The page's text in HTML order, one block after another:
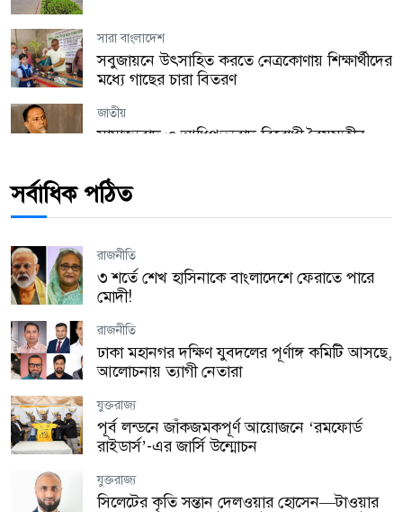
সারা বাংলাদেশ
সবুজায়নে উৎসাহিত করতে নেত্রকোণায় শিক্ষার্থীদের
মধ্যে গাছের চারা বিতরণ
জাতীয়
সাম্রাজ্যবাদ ও আধিপত্যবাদ বিরোধী বৈষম্যহীন
সারা বাংলাদেশ
পটুয়াখালীতে যথাযোগ্য মর্যাদায় জুলাই গণঅভ্যুত্থান
যুক্তরাজ্য
হ্যারিঙ্গে কাউন্সিল উৎসবের প্রস্তুতি সভা অনুষ্ঠিত!
যুক্তরাজ্য
লন্ডনে অবৈধ কর্মীদের বিরুদ্ধে বড় অভিযান, এক
বছরে গ্রেপ্তার ২,১৭২
প্রবাস
মালয়েশিয়ায় তিন বাংলাদেশির রহস্যজনক মৃত্যু,
নিজেদের মধ্যে মারামারির দাবি পুলিশের
জাতীয়
সর্বাধিক পঠিত
রাজনীতি
৩ শর্তে শেখ হাসিনাকে বাংলাদেশে ফেরাতে পারে
মোদী!
রাজনীতি
ঢাকা মহানগর দক্ষিণ যুবদলের পূর্ণাঙ্গ কমিটি আসছে,
আলোচনায় ত্যাগী নেতারা
যুক্তরাজ্য
পূর্ব লন্ডনে জাঁকজমকপূর্ণ আয়োজনে ‘রমফোর্ড
রাইডার্স’-এর জার্সি উন্মোচন
যুক্তরাজ্য
সিলেটের কৃতি সন্তান দেলওয়ার হোসেন—টাওয়ার